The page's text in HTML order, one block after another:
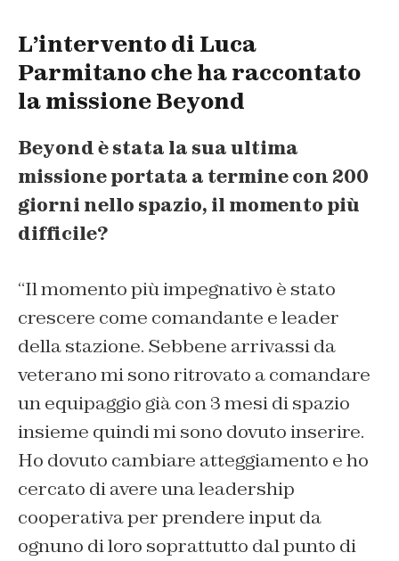
L’intervento di Luca
Parmitano che ha raccontato
la missione Beyond
Beyond è stata la sua ultima
missione portata a termine con 200
giorni nello spazio, il momento più
difficile?
“Il momento più impegnativo è stato
crescere come comandante e leader
della stazione. Sebbene arrivassi da
veterano mi sono ritrovato a comandare
un equipaggio già con 3 mesi di spazio
insieme quindi mi sono dovuto inserire.
Ho dovuto cambiare atteggiamento e ho
cercato di avere una leadership
cooperativa per prendere input da
ognuno di loro soprattutto dal punto di